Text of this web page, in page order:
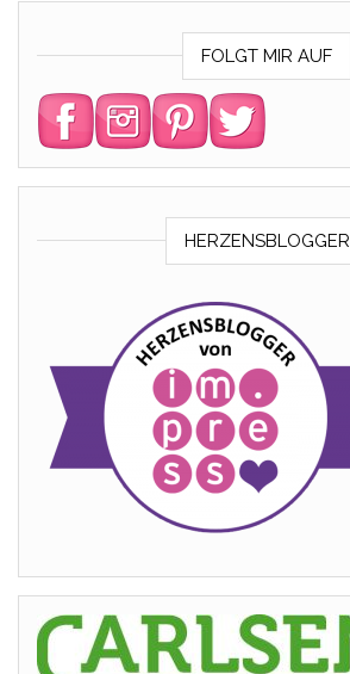
FOLGT MIR AUF
HERZENSBLOGGER